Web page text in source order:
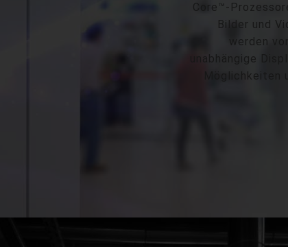
Core™-
Bilder und
werden
unabhängige